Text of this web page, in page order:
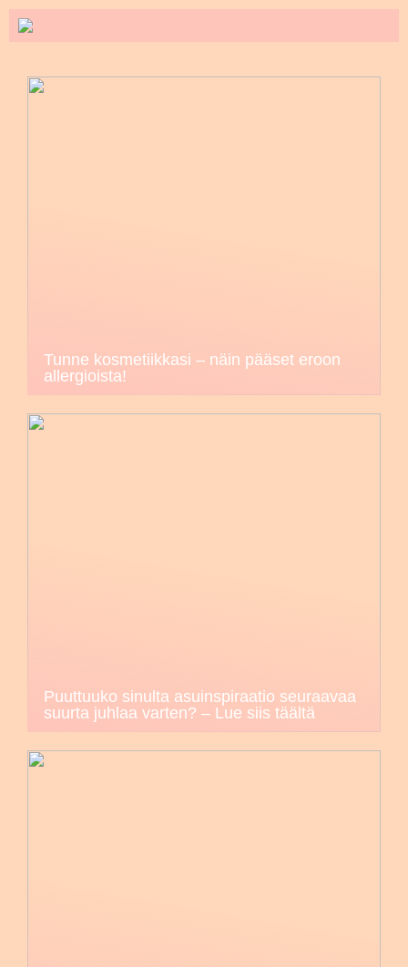
Tunne kosmetiikkasi – näin pääset eroon
allergioista!
Puuttuuko sinulta asuinspiraatio seuraavaa
suurta juhlaa varten? – Lue siis täältä